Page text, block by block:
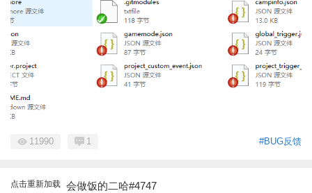
#BUG反馈
11990 1
点击重新加载 会做饭的二哈#4747